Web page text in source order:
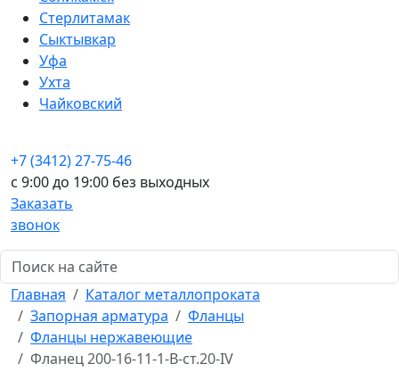
Стерлитамак
Сыктывкар
Уфа
Ухта
Чайковский
+7 (3412) 27-75-46
c 9:00 до 19:00 без выходных
Заказать
звонок
Главная
Каталог металлопроката
Запорная арматура
Фланцы
Фланцы нержавеющие
Фланец 200-16-11-1-B-ст.20-IV